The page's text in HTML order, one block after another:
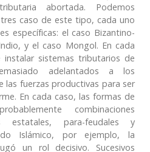
abortada. Podemos
caso de este tipo, cada uno
específicas: el caso Bizantino-
y el caso Mongol. En cada
sistemas tributarios de
adelantados a los
las fuerzas productivas para ser
En cada caso, las formas de
combinaciones
estatales, para-feudales y
Islámico, por ejemplo, la
un rol decisivo. Sucesivos